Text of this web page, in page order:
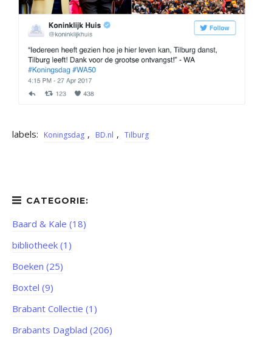
labels: Koningsdag , BD.nl , Tilburg
Baard & Kale (18)
bibliotheek (1)
Boeken (25)
Boxtel (9)
Brabant Collectie (1)
Brabants Dagblad (206)